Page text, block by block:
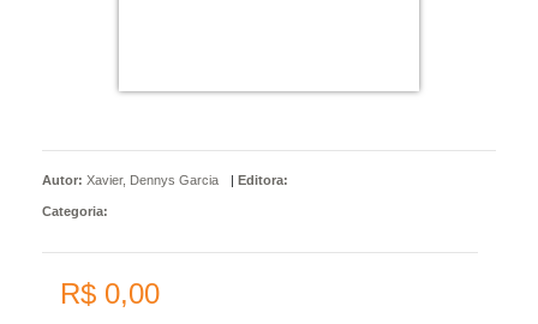
Autor: Xavier, Dennys Garcia | Editora:
Categoria:
R$ 0,00